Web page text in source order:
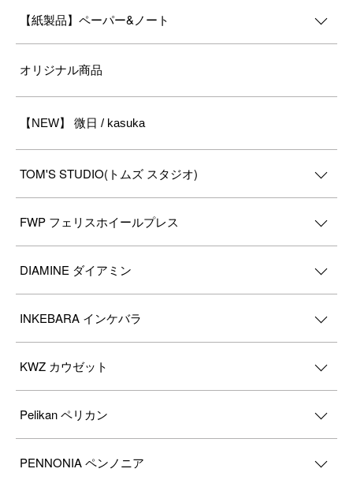
【紙製品】ペーパー&ノート
オリジナル商品
【NEW】 微日 / kasuka
TOM'S STUDIO(トムズ スタジオ)
FWP フェリスホイールプレス
DIAMINE ダイアミン
INKEBARA インケバラ
KWZ カウゼット
Pelikan ペリカン
PENNONIA ペンノニア